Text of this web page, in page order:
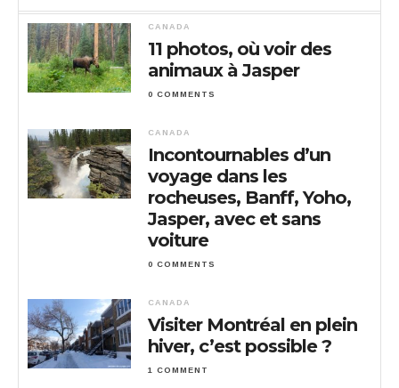
CANADA
11 photos, où voir des
animaux à Jasper
0 COMMENTS
CANADA
Incontournables d’un
voyage dans les
rocheuses, Banff, Yoho,
Jasper, avec et sans
voiture
0 COMMENTS
CANADA
Visiter Montréal en plein
hiver, c’est possible ?
1 COMMENT